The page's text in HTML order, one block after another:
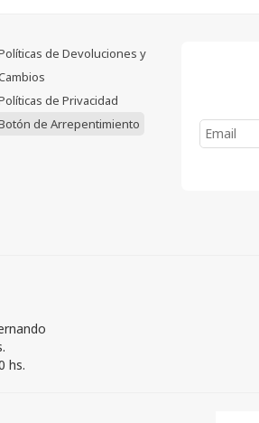
de Devoluciones y
de Privacidad
de Arrepentimiento
hs.